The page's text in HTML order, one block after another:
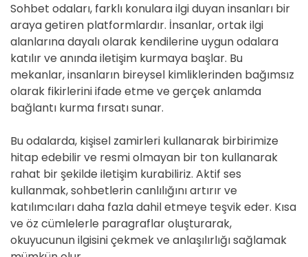
Sohbet odaları, farklı konulara ilgi duyan insanları bir
araya getiren platformlardır. İnsanlar, ortak ilgi
alanlarına dayalı olarak kendilerine uygun odalara
katılır ve anında iletişim kurmaya başlar. Bu
mekanlar, insanların bireysel kimliklerinden bağımsız
olarak fikirlerini ifade etme ve gerçek anlamda
bağlantı kurma fırsatı sunar.
Bu odalarda, kişisel zamirleri kullanarak birbirimize
hitap edebilir ve resmi olmayan bir ton kullanarak
rahat bir şekilde iletişim kurabiliriz. Aktif ses
kullanmak, sohbetlerin canlılığını artırır ve
katılımcıları daha fazla dahil etmeye teşvik eder. Kısa
ve öz cümlelerle paragraflar oluşturarak,
okuyucunun ilgisini çekmek ve anlaşılırlığı sağlamak